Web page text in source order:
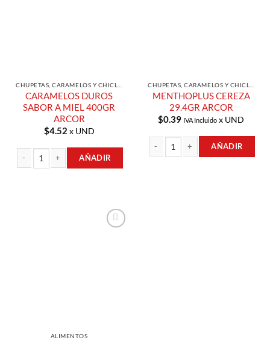
CHUPETAS, CARAMELOS Y CHICLES
CARAMELOS DUROS
SABOR A MIEL 400GR
ARCOR
$4.52 x UND
AÑADIR
CHUPETAS, CARAMELOS Y CHICLES
MENTHOPLUS CEREZA
29.4GR ARCOR
$0.39 IVA Incluido x UND
AÑADIR
ALIMENTOS